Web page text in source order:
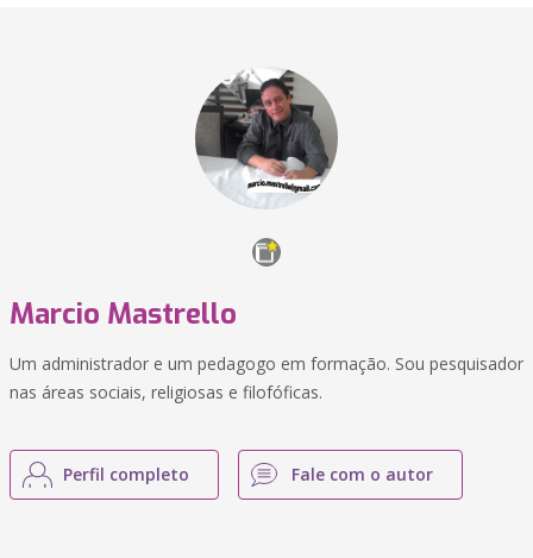
Marcio Mastrello
Um administrador e um pedagogo em formação. Sou pesquisador
nas áreas sociais, religiosas e filofóficas.
Perfil completo Fale com o autor